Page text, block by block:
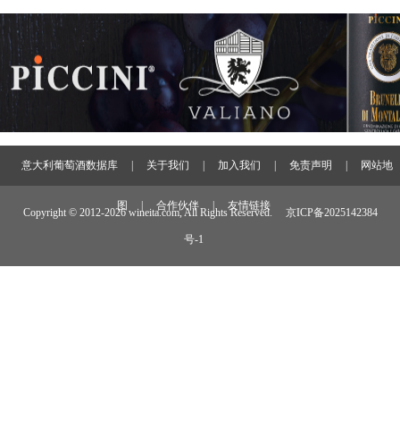
意大利葡萄酒数据库 关于我们 加入我们 免责声明 网站地
图 合作伙伴 友情链接
Copyright © 2012-2026 wineita.com, All Rights Reserved. 京ICP备2025142384
号-1